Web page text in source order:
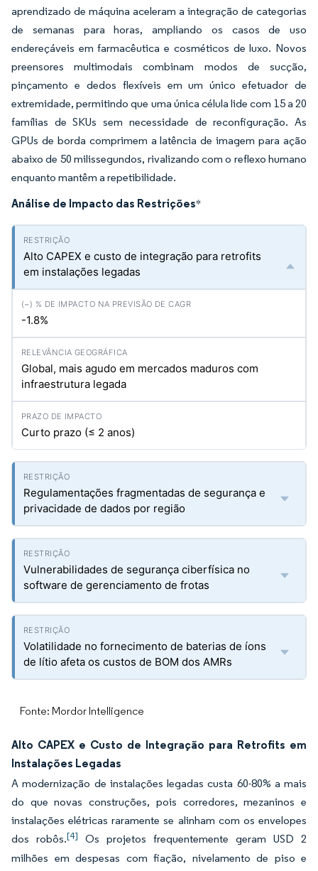
aprendizado de máquina aceleram a integração de categorias
de semanas para horas, ampliando os casos de uso
endereçáveis em farmacêutica e cosméticos de luxo. Novos
preensores multimodais combinam modos de sucção,
pinçamento e dedos flexíveis em um único efetuador de
extremidade, permitindo que uma única célula lide com 15 a 20
famílias de SKUs sem necessidade de reconfiguração. As
GPUs de borda comprimem a latência de imagem para ação
abaixo de 50 milissegundos, rivalizando com o reflexo humano
enquanto mantêm a repetibilidade.
Análise de Impacto das Restrições*
Alto CAPEX e custo de integração para retrofits
em instalações legadas
-1.8%
Global, mais agudo em mercados maduros com
infraestrutura legada
Curto prazo (≤ 2 anos)
Regulamentações fragmentadas de segurança e
privacidade de dados por região
Vulnerabilidades de segurança ciberfísica no
software de gerenciamento de frotas
Volatilidade no fornecimento de baterias de íons
de lítio afeta os custos de BOM dos AMRs
Fonte: Mordor Intelligence
Alto CAPEX e Custo de Integração para Retrofits em
Instalações Legadas
A modernização de instalações legadas custa 60-80% a mais
do que novas construções, pois corredores, mezaninos e
instalações elétricas raramente se alinham com os envelopes
dos robôs.[4]
Os projetos frequentemente geram USD 2
milhões em despesas com fiação, nivelamento de piso e